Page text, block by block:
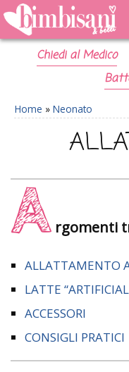
Chiedi al Medico
Home » Neonato
A rgomenti
ALLATTAMENTO
LATTE
ACCESSORI
CONSIGLI PRATICI